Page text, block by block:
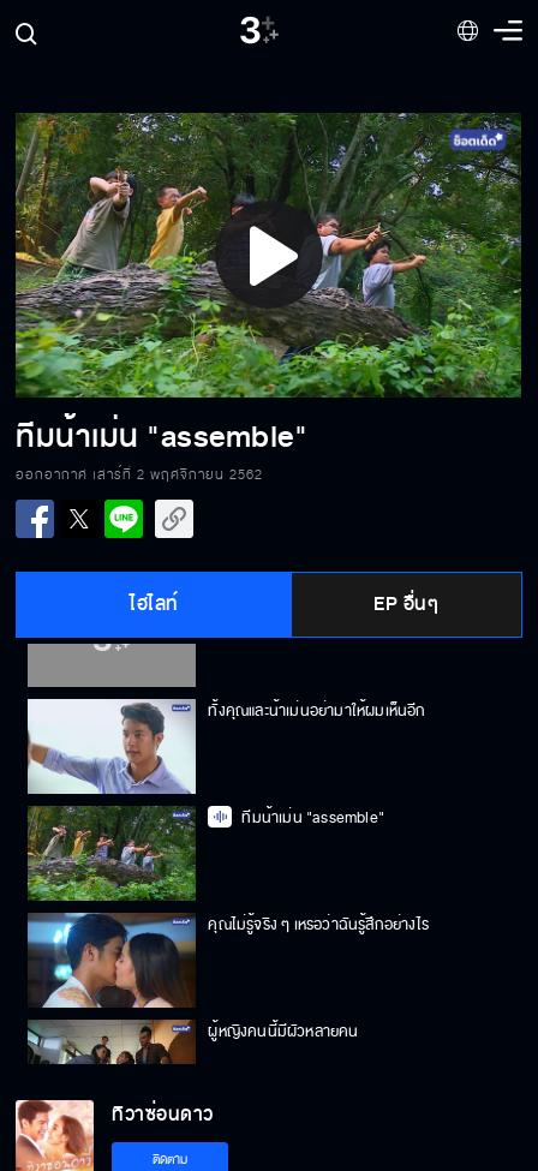
Play
Video
ทีมน้าเม่น "assemble"
ออกอากาศ เสาร์ที่ 2 พฤศจิกายน 2562
ไฮไลท์ EP อื่นๆ
คนป่าโง่เง่าแบบแก ตามเกมฉันไม่ทันหรอก
ดาวแค่ต้องการคนที่รักและใส่ใจดาว
ฉันต้องช่วยทิวา
เพื่อนแท้ที่ซื่อสัตย์และภักดี มันมีแค่ในนิทาน
ทั้งคุณและน้าเม่นอย่ามาให้ผมเห็นอีก
ทีมน้าเม่น "assemble"
คุณไม่รู้จริง ๆ เหรอว่าฉันรู้สึกอย่างไร
ผู้หญิงคนนี้มีผัวหลายคน
ตอบแทนด้วยการเอาแม่กูเป็นเมียเหรอ
ทิวาซ่อนดาว
ติดตาม